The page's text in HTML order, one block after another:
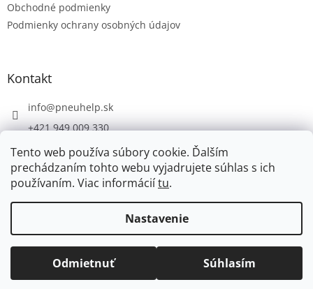
Tento web používa súbory cookie. Ďalším
prechádzaním tohto webu vyjadrujete súhlas s ich
používaním. Viac informáciítu.
Nastavenie
Odmietnuť Súhlasím
Obchodné podmienky
Podmienky ochrany osobných údajov
Kontakt
info@pneuhelp.sk
+421 949 009 330
Copyright 2026PNEUHELP.SK. Všetky práva vyhradené.
Upraviť nastavenie cookies